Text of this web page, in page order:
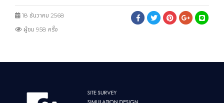
18 ธันวาคม 2568
ผู้ชม 958 ครั้ง